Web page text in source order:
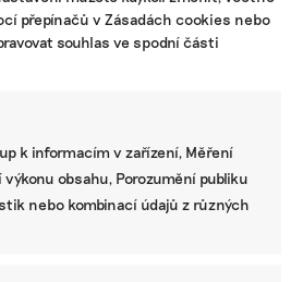
přepínačů v Zásadách cookies nebo
souhlas ve spodní části
k informacím v zařízení, Měření
obsahu, Porozumění publiku
nebo kombinací údajů z různých
na balkoně utáhne
zatímco jste v práci. Lidé je
často provozují načerno